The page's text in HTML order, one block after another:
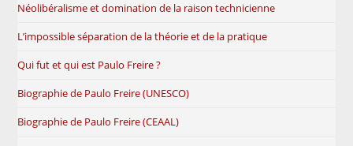
Néolibéralisme et domination de la raison technicienne
L’impossible séparation de la théorie et de la pratique
Qui fut et qui est Paulo Freire ?
Biographie de Paulo Freire (UNESCO)
Biographie de Paulo Freire (CEAAL)